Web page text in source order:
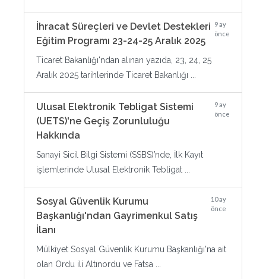
İhracat Süreçleri ve Devlet Destekleri
Eğitim Programı 23-24-25 Aralık 2025
9 ay
önce
Ticaret Bakanlığı'ndan alınan yazıda, 23, 24, 25
Aralık 2025 tarihlerinde Ticaret Bakanlığı ...
Ulusal Elektronik Tebligat Sistemi
(UETS)'ne Geçiş Zorunluluğu
Hakkında
9 ay
önce
Sanayi Sicil Bilgi Sistemi (SSBS)’nde, İlk Kayıt
işlemlerinde Ulusal Elektronik Tebligat ...
Sosyal Güvenlik Kurumu
Başkanlığı'ndan Gayrimenkul Satış
İlanı
10 ay
önce
Mülkiyet Sosyal Güvenlik Kurumu Başkanlığı'na ait
olan Ordu ili Altınordu ve Fatsa ...